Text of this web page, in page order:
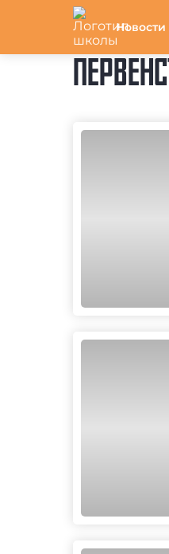
Новости